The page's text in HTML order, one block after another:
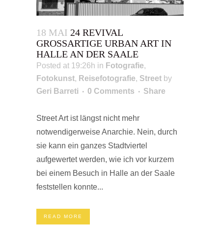
18 MAI 24 REVIVAL
GROSSARTIGE URBAN ART IN H
ALLE AN DER SAALE
Posted at 19:26h in Fotografie,
Fotokunst, Reisefotografie, Street by
Geri Barreti
0 Comments Share
Street Art ist längst nicht mehr
notwendigerweise Anarchie. Nein, durch
sie kann ein ganzes Stadtviertel
aufgewertet werden, wie ich vor kurzem
bei einem Besuch in Halle an der Saale
feststellen konnte...
READ MORE